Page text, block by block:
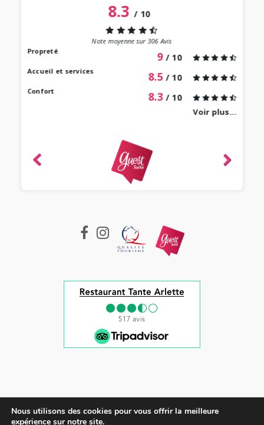
8.3/ 10
Note moyenne sur306Avis
Propreté
9 / 10
Accueil et services 8.5 / 10
Confort 8.3 / 10
Voir plus...
Tous droits réservés © 2022 |Mentions légales et CGV
Nous utilisons des cookies pour vous offrir la meilleure
expérience sur notre site.